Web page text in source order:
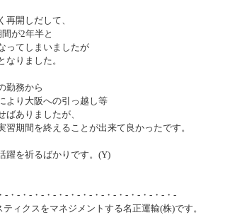
再開しだして、
が2年半と
ってしまいましたが
なりました。
勤務から
より大阪への引っ越し等
ばありましたが、
習期間を終えることが出来て良かったです。
躍を祈るばかりです。(Y)
-・-・-・-・-・-・-・-・-・-・-・-・-・-・-
ィクスをマネジメントする名正運輸(株)です。